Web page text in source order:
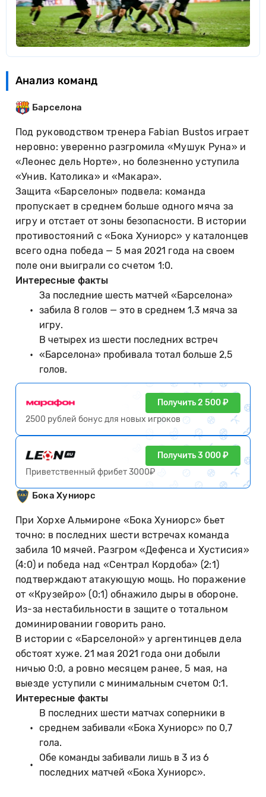
Анализ команд
Барселона
Под руководством тренера Fabian Bustos играет
неровно: уверенно разгромила «Мушук Руна» и
«Леонес дель Норте», но болезненно уступила
«Унив. Католика» и «Макара».
Защита «Барселоны» подвела: команда
пропускает в среднем больше одного мяча за
игру и отстает от зоны безопасности. В истории
противостояний с «Бока Хуниорс» у каталонцев
всего одна победа — 5 мая 2021 года на своем
поле они выиграли со счетом 1:0.
Интересные факты
За последние шесть матчей «Барселона»
забила 8 голов — это в среднем 1,3 мяча за
игру.
В четырех из шести последних встреч
«Барселона» пробивала тотал больше 2,5
голов.
Получить 2 500 ₽
2500 рублей бонус для новых игроков
Получить 3 000 ₽
Приветственный фрибет 3000₽
Бока Хуниорс
При Хорхе Альмироне «Бока Хуниорс» бьет
точно: в последних шести встречах команда
забила 10 мячей. Разгром «Дефенса и Хустисия»
(4:0) и победа над «Сентрал Кордоба» (2:1)
подтверждают атакующую мощь. Но поражение
от «Крузейро» (0:1) обнажило дыры в обороне.
Из-за нестабильности в защите о тотальном
доминировании говорить рано.
В истории с «Барселоной» у аргентинцев дела
обстоят хуже. 21 мая 2021 года они добыли
ничью 0:0, а ровно месяцем ранее, 5 мая, на
выезде уступили с минимальным счетом 0:1.
Интересные факты
В последних шести матчах соперники в
среднем забивали «Бока Хуниорс» по 0,7
гола.
Обе команды забивали лишь в 3 из 6
последних матчей «Бока Хуниорс».